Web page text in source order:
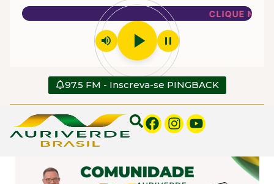
CLIQUE NO
volume_up play_arrow pause
97.5 FM - Inscreva-se PINGBACK